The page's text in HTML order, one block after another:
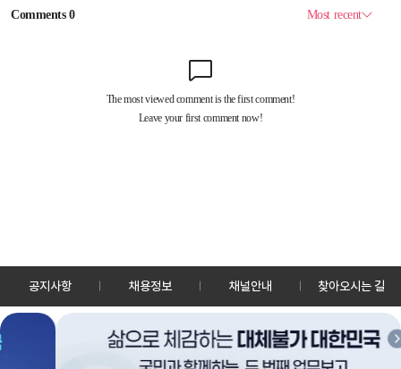
공지사항 채용정보 채널안내 찾아오시는 길
30128 세종특별자치시 정부2청사로 13 한국정책방송원 KTV
TEL: 044-204-8000
Copyrightⓒ KTV 국민방송 All Rights Reserved.